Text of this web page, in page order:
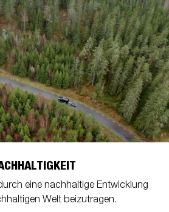
eine nachhaltige Entwicklung
Welt beizutragen.